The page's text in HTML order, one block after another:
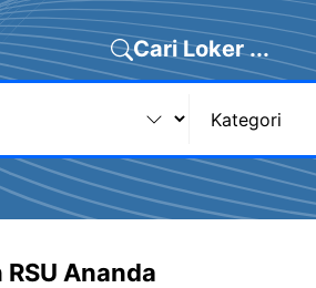
Cari Loker ...
Ananda